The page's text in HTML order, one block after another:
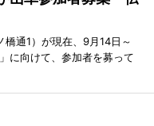
通1）が現在、9月14日～
に向けて、参加者を募って